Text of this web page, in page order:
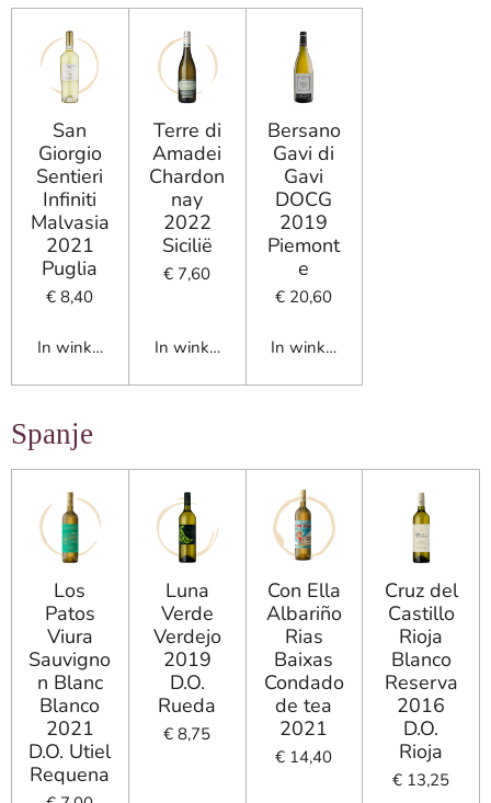
San
Giorgio
Sentieri
Infiniti
Malvasia
2021
Puglia
€ 8,40
In winkelwagen
Terre di
Amadei
Chardon
nay
2022
Sicilië
€ 7,60
In winkelwagen
Bersano
Gavi di
Gavi
DOCG
2019
Piemont
e
€ 20,60
In winkelwagen
Spanje
Los
Patos
Viura
Sauvigno
n Blanc
Blanco
2021
D.O. Utiel
Requena
Luna
Verde
Verdejo
2019
D.O.
Rueda
€ 8,75
Con Ella
Albariño
Rias
Baixas
Condado
de tea
2021
€ 14,40
Cruz del
Castillo
Rioja
Blanco
Reserva
2016
D.O.
Rioja
€ 13,25